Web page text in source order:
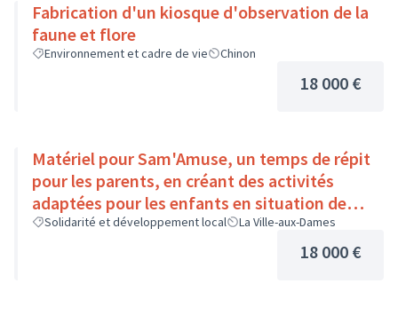
Fabrication d'un kiosque d'observation de la
faune et flore
Environnement et cadre de vie Chinon
18 000 €
Matériel pour Sam'Amuse, un temps de répit
pour les parents, en créant des activités
adaptées pour les enfants en situation de
handicap
Solidarité et développement local La Ville-aux-Dames
18 000 €